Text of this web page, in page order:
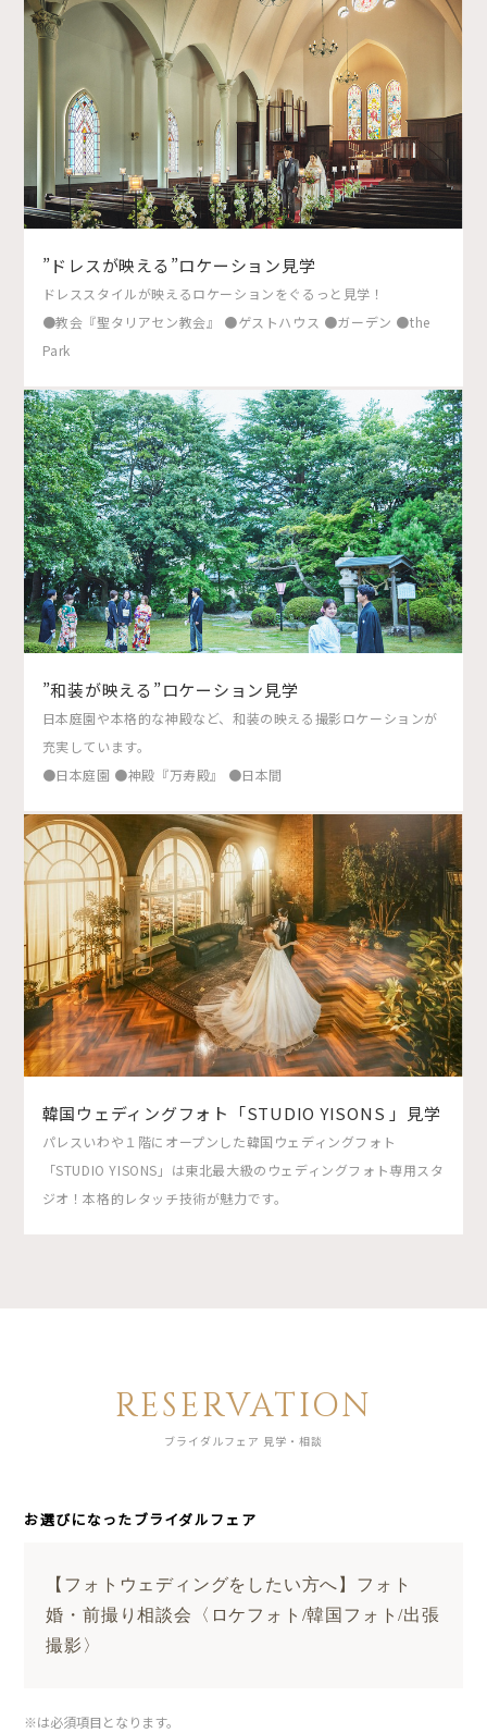
”ドレスが映える”ロケーション見学
ドレススタイルが映えるロケーションをぐるっと見学！
●教会『聖タリアセン教会』 ●ゲストハウス ●ガーデン ●the
Park
”和装が映える”ロケーション見学
日本庭園や本格的な神殿など、和装の映える撮影ロケーションが
充実しています。
●日本庭園 ●神殿『万寿殿』 ●日本間
韓国ウェディングフォト「STUDIO YISONS 」見学
パレスいわや１階にオープンした韓国ウェディングフォト
「STUDIO YISONS」は東北最大級のウェディングフォト専用スタ
ジオ！本格的レタッチ技術が魅力です。
RESERVATION
ブライダルフェア 見学・相談
お選びになったブライダルフェア
【フォトウェディングをしたい方へ】フォト
婚・前撮り相談会〈ロケフォト/韓国フォト/出張
撮影〉
※は必須項目となります。